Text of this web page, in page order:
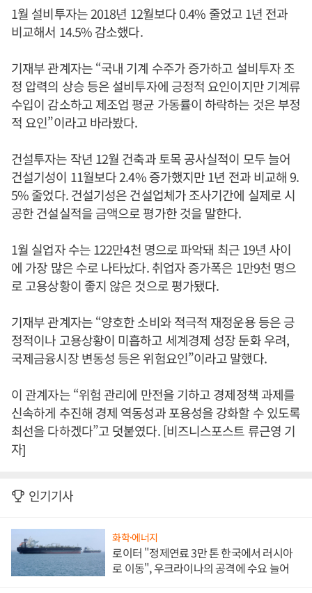
1월 설비투자는 2018년 12월보다 0.4% 줄었고 1년 전과
비교해서 14.5% 감소했다.
기재부 관계자는 “국내 기계 수주가 증가하고 설비투자 조
정 압력의 상승 등은 설비투자에 긍정적 요인이지만 기계류
수입이 감소하고 제조업 평균 가동률이 하락하는 것은 부정
적 요인”이라고 바라봤다.
건설투자는 작년 12월 건축과 토목 공사실적이 모두 늘어
건설기성이 11월보다 2.4% 증가했지만 1년 전과 비교해 9.
5% 줄었다. 건설기성은 건설업체가 조사기간에 실제로 시
공한 건설실적을 금액으로 평가한 것을 말한다.
1월 실업자 수는 122만4천 명으로 파악돼 최근 19년 사이
에 가장 많은 수로 나타났다. 취업자 증가폭은 1만9천 명으
로 고용상황이 좋지 않은 것으로 평가됐다.
기재부 관계자는 “양호한 소비와 적극적 재정운용 등은 긍
정적이나 고용상황이 미흡하고 세계경제 성장 둔화 우려,
국제금융시장 변동성 등은 위험요인”이라고 말했다.
이 관계자는 “위험 관리에 만전을 기하고 경제정책 과제를
신속하게 추진해 경제 역동성과 포용성을 강화할 수 있도록
최선을 다하겠다”고 덧붙였다. [비즈니스포스트 류근영 기
자]
인기기사
화학·에너지
로이터 "정제연료 3만 톤 한국에서 러시아
로 이동", 우크라이나의 공격에 수요 늘어